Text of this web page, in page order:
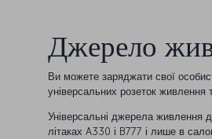
Джерело
Ви можете заряджати свої
універсальних розеток живлення
Універсальні джерела живлення
літаках A330 і B777 і лише в